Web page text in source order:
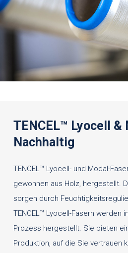
TENCEL™ Lyocell
Nachhaltig
TENCEL™ Lyocell- und Modal-
gewonnen aus Holz, hergestellt.
sorgen durch
TENCEL™ Lyocell-Fasern
Prozess hergestellt. Sie bieten
Produktion, auf die Sie vertrauen